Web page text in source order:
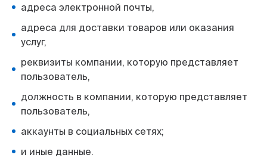
адреса электронной почты,
адреса для доставки товаров или оказания
услуг,
реквизиты компании, которую представляет
пользователь,
должность в компании, которую представляет
пользователь,
аккаунты в социальных сетях;
и иные данные.